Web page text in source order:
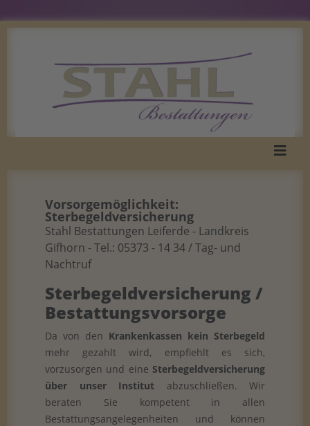
Vorsorgemöglichkeit:
Sterbegeldversicherung
Stahl Bestattungen Leiferde - Landkreis
Gifhorn - Tel.: 05373 - 14 34 / Tag- und
Nachtruf
Sterbegeldversicherung /
Bestattungsvorsorge
Da von den Krankenkassen kein Sterbegeld
mehr gezahlt wird, empfiehlt es sich,
vorzusorgen und eine Sterbegeldversicherung
über unser Institut abzuschließen. Wir
beraten Sie kompetent in allen
Bestattungsangelegenheiten und können